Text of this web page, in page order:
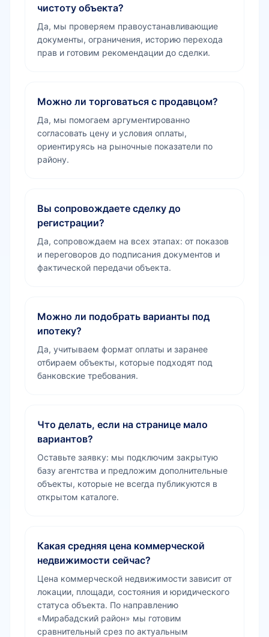
чистоту объекта?
Да, мы проверяем правоустанавливающие
документы, ограничения, историю перехода
прав и готовим рекомендации до сделки.
Можно ли торговаться с продавцом?
Да, мы помогаем аргументированно
согласовать цену и условия оплаты,
ориентируясь на рыночные показатели по
району.
Вы сопровождаете сделку до
регистрации?
Да, сопровождаем на всех этапах: от показов
и переговоров до подписания документов и
фактической передачи объекта.
Можно ли подобрать варианты под
ипотеку?
Да, учитываем формат оплаты и заранее
отбираем объекты, которые подходят под
банковские требования.
Что делать, если на странице мало
вариантов?
Оставьте заявку: мы подключим закрытую
базу агентства и предложим дополнительные
объекты, которые не всегда публикуются в
открытом каталоге.
Какая средняя цена коммерческой
недвижимости сейчас?
Цена коммерческой недвижимости зависит от
локации, площади, состояния и юридического
статуса объекта. По направлению
«Мирабадский район» мы готовим
сравнительный срез по актуальным